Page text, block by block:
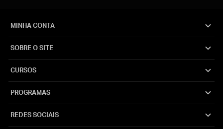
MINHA CONTA
SOBRE O SITE
CURSOS
PROGRAMAS
REDES SOCIAIS